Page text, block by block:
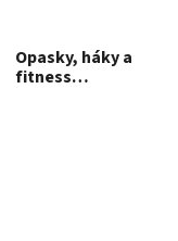
Opasky, háky a
fitness